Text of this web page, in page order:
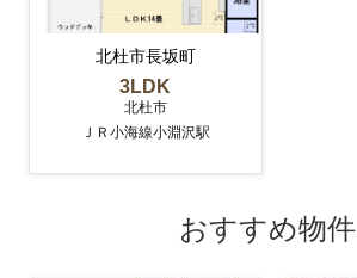
北杜市長坂町
3LDK
北杜市
ＪＲ小海線小淵沢駅
おすすめ物件